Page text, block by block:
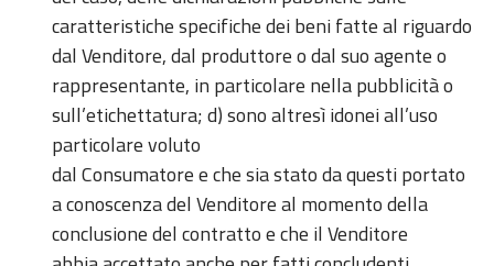
caratteristiche specifiche dei beni fatte al riguardo
dal Venditore, dal produttore o dal suo agente o
rappresentante, in particolare nella pubblicità o
sull’etichettatura; d) sono altresì idonei all’uso
particolare voluto
dal Consumatore e che sia stato da questi portato
a conoscenza del Venditore al momento della
conclusione del contratto e che il Venditore